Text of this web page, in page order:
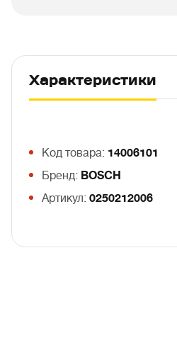
Характеристики
Код товара: 14006101
Бренд: BOSCH
Артикул: 0250212006